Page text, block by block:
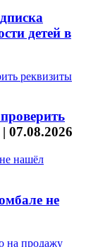
детей в
| 07.08.2026
не